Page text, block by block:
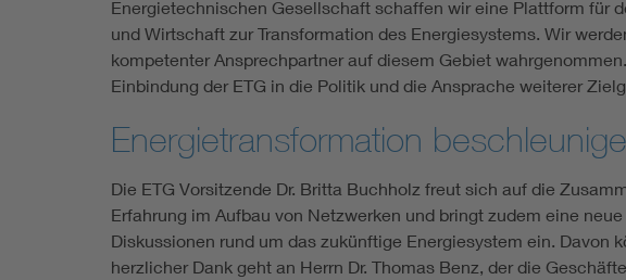
Energietechnischen Gesellschaft schaffen wir eine Plattform für
und Wirtschaft zur Transformation des Energiesystems. Wir
kompetenter Ansprechpartner auf diesem Gebiet
Einbindung der ETG in die Politik und die Ansprache weiterer
Energietransformation
Die ETG Vorsitzende Dr. Britta Buchholz freut sich auf die
Erfahrung im Aufbau von Netzwerken und bringt zudem eine
Diskussionen rund um das zukünftige Energiesystem ein. Davon
herzlicher Dank geht an Herrn Dr. Thomas Benz, der die